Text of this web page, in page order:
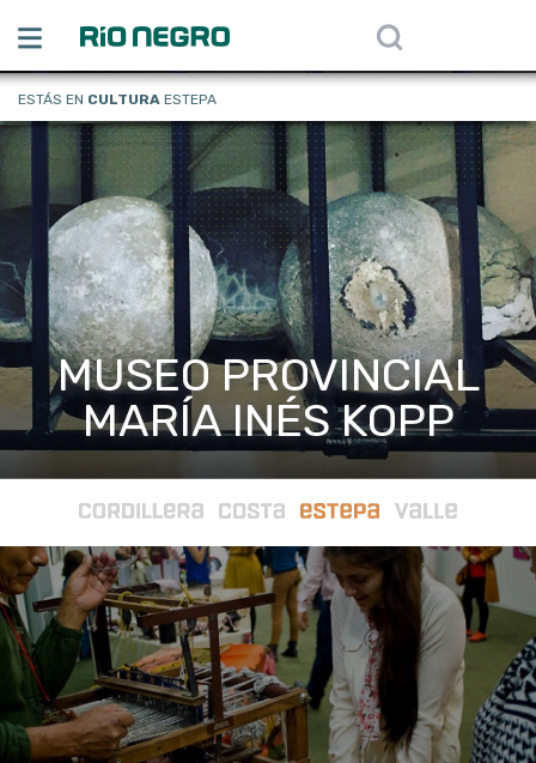
ESTÁS EN CULTURA ESTEPA
MUSEO PROVINCIAL
MARÍA INÉS KOPP